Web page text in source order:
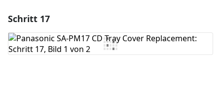
Kommentar hinzufügen
Schritt 17